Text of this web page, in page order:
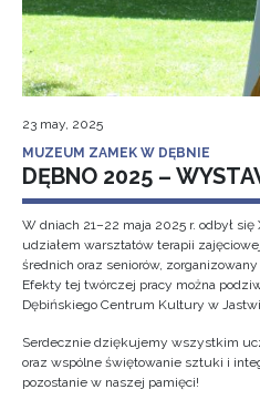
23 may, 2025
MUZEUM ZAMEK W DĘBNIE
DĘBNO 2025 –
W dniach 21–22 maja 2025 r. odbył
udziałem warsztatów terapii
średnich oraz seniorów,
Efekty tej twórczej pracy można
Dębińskiego Centrum Kultury w Jastwi
Serdecznie dziękujemy wszystkim
oraz wspólne świętowanie sztuki i
pozostanie w naszej pamięci!